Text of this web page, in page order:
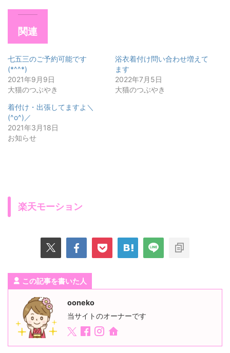
関連
七五三のご予約可能です
(*^^*)
2021年9月9日
大猫のつぶやき
浴衣着付け問い合わせ増えて
ます
2022年7月5日
大猫のつぶやき
着付け・出張してますよ＼
(^o^)／
2021年3月18日
お知らせ
楽天モーション
この記事を書いた人
ooneko
当サイトのオーナーです